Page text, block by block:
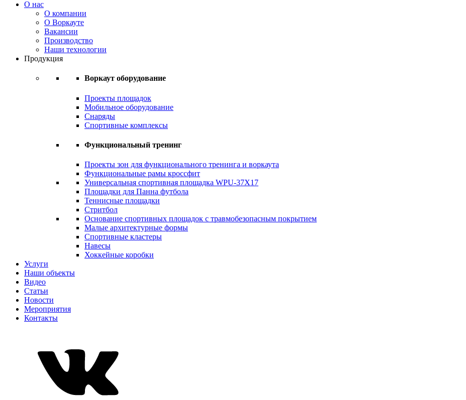
О нас
О компании
О Воркауте
Вакансии
Производство
Наши технологии
Продукция
Воркаут оборудование
Проекты площадок
Мобильное оборудование
Снаряды
Спортивные комплексы
Функциональный тренинг
Проекты зон для функционального тренинга и воркаута
Функциональные рамы кроссфит
Универсальная спортивная площадка WPU-37X17
Площадки для Панна футбола
Теннисные площадки
Стритбол
Основание спортивных площадок с травмобезопасным покрытием
Малые архитектурные формы
Спортивные кластеры
Навесы
Хоккейные коробки
Услуги
Наши объекты
Видео
Статьи
Новости
Мероприятия
Контакты